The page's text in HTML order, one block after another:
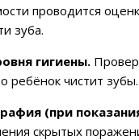
проводится
зуба.
гигиены.
ребёнок чистит зубы.
(при
скрытых